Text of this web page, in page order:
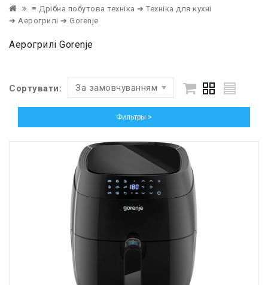
≡ Дрібна побутова техніка ➔ Техніка для кухні
➔ Аерогрилі ➔ Gorenje
Аерогрилі Gorenje
Сортувати: За замовчуванням
Фильтры >